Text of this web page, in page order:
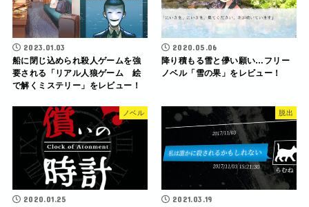
2023.01.03
船に閉じ込められ殺人ゲームを強
要される「リアル人狼ゲーム 絵
で解くミステリー」をレビュー！
2020.05.06
降り積もる雪と儚い願い…フリー
ノベル「雪の果」をレビュー！
ノベル
2020.01.25
脱出
2021.03.19